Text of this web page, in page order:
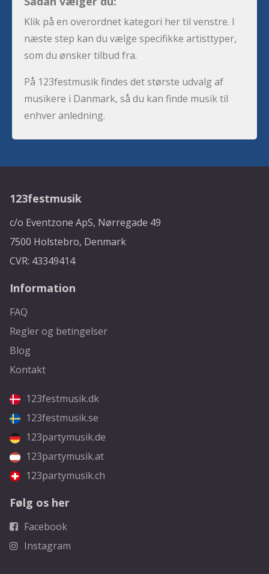
Klik på en overordnet kategori her til venstre. I
næste step kan du vælge specifikke artisttyper,
som du ønsker tilbud fra.
På 123festmusik findes det største udvalg af
musikere i Danmark, så du kan finde musik til
enhver anledning.
123festmusik
c/o Eventzone ApS, Nørregade 49
7500 Holstebro, Denmark
CVR: 43349414
Information
FAQ
Regler og betingelser
Blog
Kontakt
123festmusik.dk
123festmusik.se
123partymusik.de
123partymusik.at
123partymusik.ch
Følg os her
Facebook
Instagram